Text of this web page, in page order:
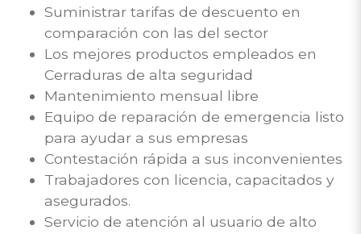
Suministrar tarifas de descuento en
comparación con las del sector
Los mejores productos empleados en
Cerraduras de alta seguridad
Mantenimiento mensual libre
Equipo de reparación de emergencia listo
para ayudar a sus empresas
Contestación rápida a sus inconvenientes
Trabajadores con licencia, capacitados y
asegurados.
Servicio de atención al usuario de alto